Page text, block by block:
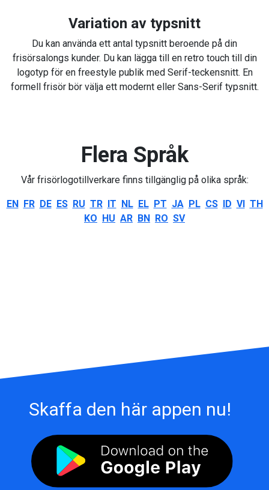
Variation av typsnitt
Du kan använda ett antal typsnitt beroende på din
frisörsalongs kunder. Du kan lägga till en retro touch till din
logotyp för en freestyle publik med Serif-teckensnitt. En
formell frisör bör välja ett modernt eller Sans-Serif typsnitt.
Flera Språk
Vår frisörlogotillverkare finns tillgänglig på olika språk:
EN FR DE ES RU TR IT NL EL PT JA PL CS ID VI TH
KO HU AR BN RO SV
Skaffa den här appen nu!